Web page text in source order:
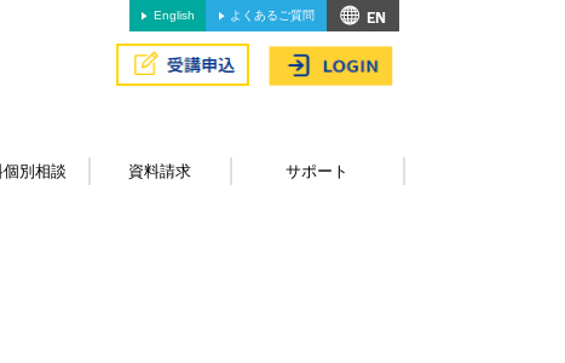
English よくあるご質問
個別相談 資料請求 サポート